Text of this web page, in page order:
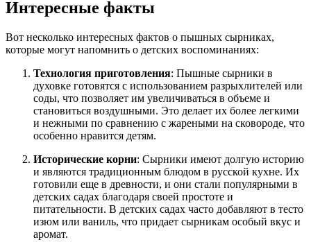
Интересные факты
Вот несколько интересных фактов о пышных сырниках,
которые могут напомнить о детских воспоминаниях:
Технология приготовления: Пышные сырники в
духовке готовятся с использованием разрыхлителей или
соды, что позволяет им увеличиваться в объеме и
становиться воздушными. Это делает их более легкими
и нежными по сравнению с жареными на сковороде, что
особенно нравится детям.
Исторические корни: Сырники имеют долгую историю
и являются традиционным блюдом в русской кухне. Их
готовили еще в древности, и они стали популярными в
детских садах благодаря своей простоте и
питательности. В детских садах часто добавляют в тесто
изюм или ваниль, что придает сырникам особый вкус и
аромат.